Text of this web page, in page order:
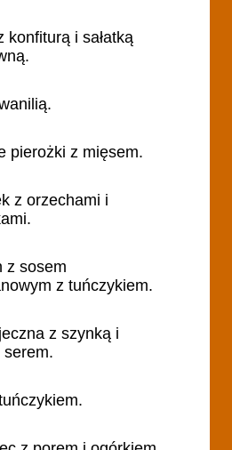
konfiturą i sałatką
pierożki z mięsem.
z orzechami i
z sosem
z tuńczykiem.
z szynką i
serem.